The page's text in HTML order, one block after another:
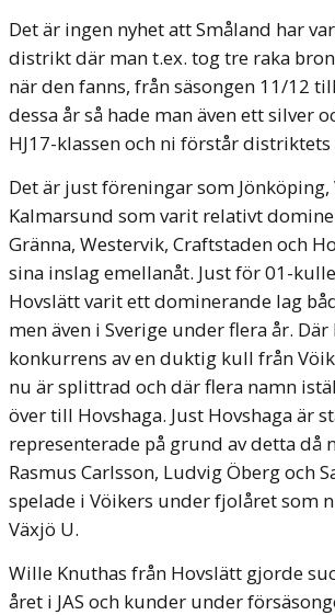
Det är ingen nyhet att Småland har
distrikt där man t.ex. tog tre raka
när den fanns, från säsongen 11/12
dessa år så hade man även ett silver
HJ17-klassen och ni förstår distriktets
Det är just föreningar som Jönköping,
Kalmarsund som varit relativt
Gränna, Westervik, Craftstaden och
sina inslag emellanåt. Just för 01-
Hovslätt varit ett dominerande lag
men även i Sverige under flera år.
konkurrens av en duktig kull från
nu är splittrad och där flera namn
över till Hovshaga. Just Hovshaga är
representerade på grund av detta då
Rasmus Carlsson, Ludvig Öberg och
spelade i Vöikers under fjolåret som
Växjö U.
Wille Knuthas från Hovslätt gjorde
året i JAS och kunder under